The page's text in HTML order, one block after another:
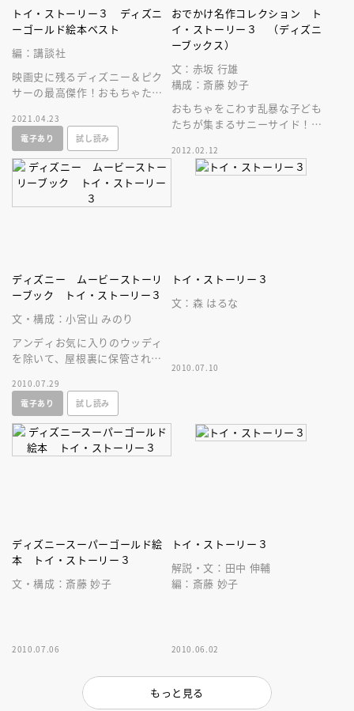
トイ・ストーリー３ ディズニ
ーゴールド絵本ベスト
編：講談社
映画史に残るディズニー＆ピク
サーの最高傑作！おもちゃたち
会いを描いた感動作品を、絵本
で楽しもう！
2021.04.23
電子あり
試し読み
おでかけ名作コレクション ト
イ・ストーリー３ （ディズニ
ーブックス）
文：赤坂 行雄
構成：斎藤 妙子
おもちゃをこわす乱暴な子ども
たちが集まるサニーサイド！
次々と思いがけない大冒険がま
きおこる！
2012.02.12
ディズニー ムービーストーリ
ーブック トイ・ストーリー３
文・構成：小宮山 みのり
アンディお気に入りのウッディ
を除いて、屋根裏に保管される
ぜか保育園に寄付されることに
なり……！？
2010.07.29
電子あり
試し読み
トイ・ストーリー３
文：森 はるな
2010.07.10
ディズニースーパーゴールド絵
本 トイ・ストーリー３
文・構成：斎藤 妙子
2010.07.06
トイ・ストーリー３
解説・文：田中 伸輔
編：斎藤 妙子
2010.06.02
もっと見る